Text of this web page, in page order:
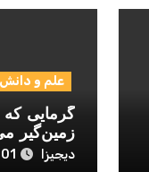
علم و دانش
گرمایی که
زمین‌گیر
دیجیزا 01 سپتامبر 2023